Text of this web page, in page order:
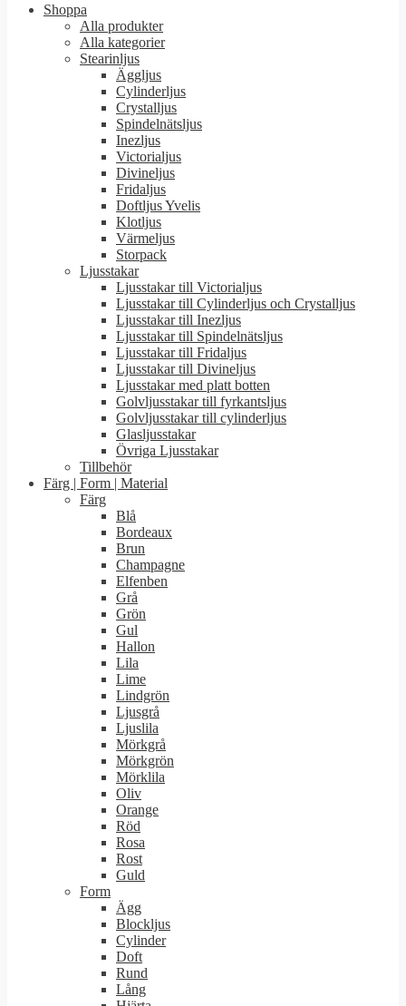
Shoppa
Alla produkter
Alla kategorier
Stearinljus
Äggljus
Cylinderljus
Crystalljus
Spindelnätsljus
Inezljus
Victorialjus
Divineljus
Fridaljus
Doftljus Yvelis
Klotljus
Värmeljus
Storpack
Ljusstakar
Ljusstakar till Victorialjus
Ljusstakar till Cylinderljus och Crystalljus
Ljusstakar till Inezljus
Ljusstakar till Spindelnätsljus
Ljusstakar till Fridaljus
Ljusstakar till Divineljus
Ljusstakar med platt botten
Golvljusstakar till fyrkantsljus
Golvljusstakar till cylinderljus
Glasljusstakar
Övriga Ljusstakar
Tillbehör
Färg | Form | Material
Färg
Blå
Bordeaux
Brun
Champagne
Elfenben
Grå
Grön
Gul
Hallon
Lila
Lime
Lindgrön
Ljusgrå
Ljuslila
Mörkgrå
Mörkgrön
Mörklila
Oliv
Orange
Röd
Rosa
Rost
Guld
Form
Ägg
Blockljus
Cylinder
Doft
Rund
Lång